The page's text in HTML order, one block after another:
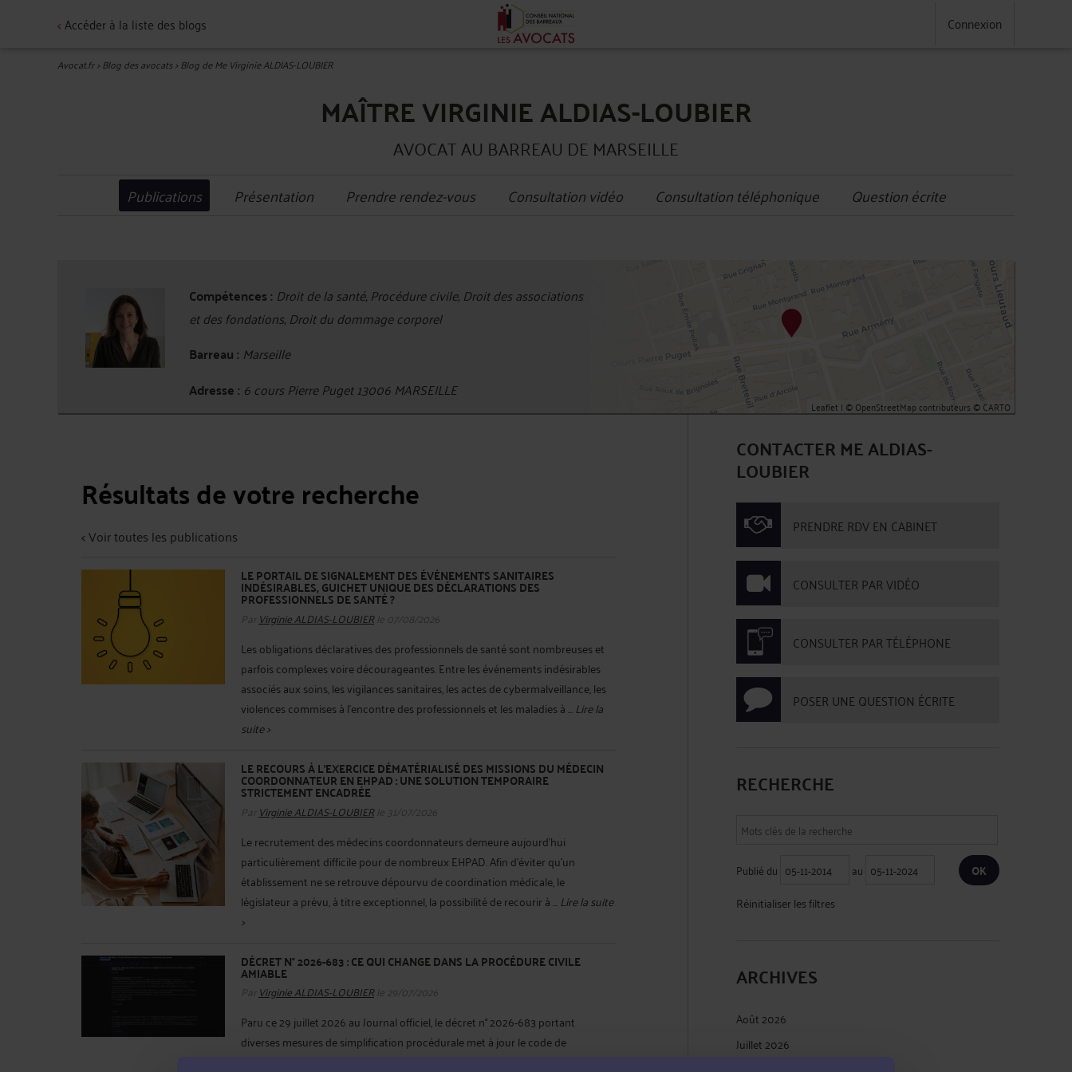
<Accéder à la liste des blogs Connexion
Avocat.fr>Blog des avocats>Blog de Me Virginie ALDIAS-LOUBIER
MAÎTRE VIRGINIE ALDIAS-LOUBIER
AVOCAT AU BARREAU DE MARSEILLE
Publications Présentation Prendre rendez-vous Consultation vidéo Consultation téléphonique Question écrite
Compétences : Droit de la santé, Procédure civile, Droit des associations
et des fondations, Droit du dommage corporel
Barreau : Marseille
Adresse : 6 cours Pierre Puget 13006 MARSEILLE
Leaflet | ©OpenStreetMapcontributeurs ©CARTO
Résultats de votre recherche
< Voir toutes les publications
LE PORTAIL DE SIGNALEMENT DES ÉVÉNEMENTS SANITAIRES
INDÉSIRABLES, GUICHET UNIQUE DES DÉCLARATIONS DES
PROFESSIONNELS DE SANTÉ ?
Par Virginie ALDIAS-LOUBIERle 07/08/2026
Les obligations déclaratives des professionnels de santé sont nombreuses et
parfois complexes voire décourageantes. Entre les événements indésirables
associés aux soins, les vigilances sanitaires, les actes de cybermalveillance, les
violences commises à l'encontre des professionnels et les maladies à ...Lire la
suite >
LE RECOURS À L'EXERCICE DÉMATÉRIALISÉ DES MISSIONS DU MÉDECIN
COORDONNATEUR EN EHPAD : UNE SOLUTION TEMPORAIRE
STRICTEMENT ENCADRÉE
Par Virginie ALDIAS-LOUBIERle 31/07/2026
Le recrutement des médecins coordonnateurs demeure aujourd'hui
particulièrement difficile pour de nombreux EHPAD. Afin d'éviter qu'un
établissement ne se retrouve dépourvu de coordination médicale, le
législateur a prévu, à titre exceptionnel, la possibilité de recourir à ...Lire la suite
>
DÉCRET N° 2026-683 : CE QUI CHANGE DANS LA PROCÉDURE CIVILE
AMIABLE
Par Virginie ALDIAS-LOUBIERle 29/07/2026
Paru ce 29 juillet 2026 au Journal officiel, le décret n° 2026-683 portant
diverses mesures de simplification procédurale met à jour le code de
CONTACTER ME ALDIAS-
LOUBIER
PRENDRE RDV EN CABINET
CONSULTER PAR VIDÉO
CONSULTER PAR TÉLÉPHONE
POSER UNE QUESTION ÉCRITE
RECHERCHE
Publié du
au
Réinitialiser les filtres
ARCHIVES
Août 2026
Juillet 2026